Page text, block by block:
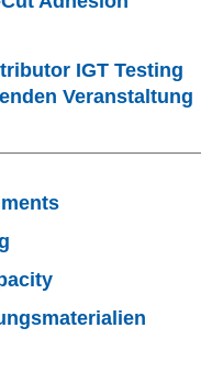
IGT Testing
Veranstaltung